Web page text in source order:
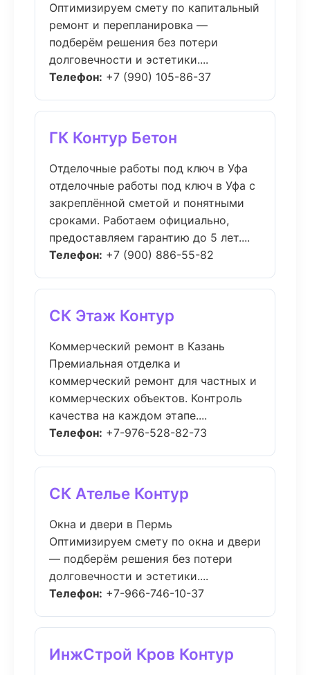
Оптимизируем смету по капитальный
ремонт и перепланировка —
подберём решения без потери
долговечности и эстетики....
Телефон: +7 (990) 105-86-37
ГК Контур Бетон
Отделочные работы под ключ в Уфа
отделочные работы под ключ в Уфа с
закреплённой сметой и понятными
сроками. Работаем официально,
предоставляем гарантию до 5 лет....
Телефон: +7 (900) 886-55-82
СК Этаж Контур
Коммерческий ремонт в Казань
Премиальная отделка и
коммерческий ремонт для частных и
коммерческих объектов. Контроль
качества на каждом этапе....
Телефон: +7-976-528-82-73
СК Ателье Контур
Окна и двери в Пермь
Оптимизируем смету по окна и двери
— подберём решения без потери
долговечности и эстетики....
Телефон: +7-966-746-10-37
ИнжСтрой Кров Контур